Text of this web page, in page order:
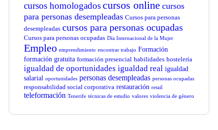
cursos homologadoscursos online cursos
para personas desempleadas Cursos para personas
desempleadas cursos para personas ocupadas
Cursos para personas ocupadas Día Internacional de la Mujer
Empleo emprendimiento encontrar trabajo Formación
formación gratuita formación presencial habilidades hostelería
igualdad de oportunidades igualdad real igualdad
salarial oportunidades personas desempleadas personas ocupadas
responsabilidad social corporativa restauración retail
teleformación Tenerife técnicas de estudio valores violencia de género